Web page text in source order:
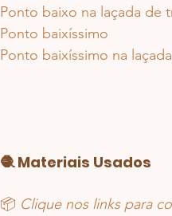
Ponto baixo na laçada de
Ponto baixíssimo
Ponto baixíssimo na
🧶 Materiais Usados
📦 Clique nos links para